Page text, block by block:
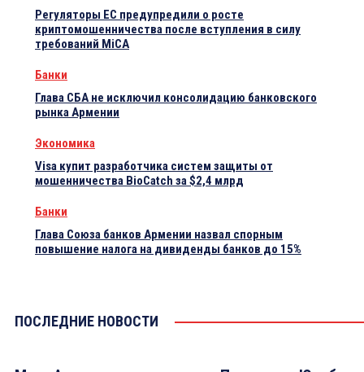
Регуляторы ЕС предупредили о росте
криптомошенничества после вступления в силу
требований MiCA
Банки
Глава СБА не исключил консолидацию банковского
рынка Армении
Экономика
Visa купит разработчика систем защиты от
мошенничества BioCatch за $2,4 млрд
Банки
Глава Союза банков Армении назвал спорным
повышение налога на дивиденды банков до 15%
ПОСЛЕДНИЕ НОВОСТИ